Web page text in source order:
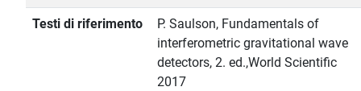
Testi di riferimento
P. Saulson, Fundamentals of
interferometric gravitational wave
detectors, 2. ed.,World Scientific
2017